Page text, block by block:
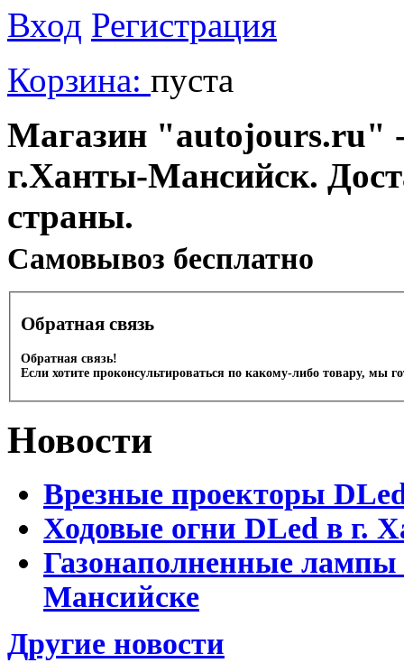
Вход Регистрация
Корзина: пуста
Магазин "autojours.ru" -
г.Ханты-Мансийск.
страны.
Cамовывоз бесплатно
Обратная связь
Обратная связь!
Если хотите проконсультироваться по какому-либо товару, мы
Новости
Врезные проекторы
Ходовые огни DLed в г.
Газонаполненные
Мансийске
Другие новости